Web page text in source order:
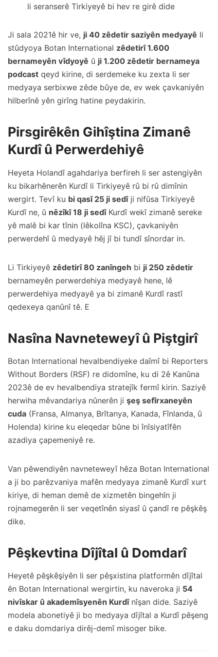
li seranserê Tirkiyeyê bi hev re girê dide
Ji sala 2021ê hir ve, ji 40 zêdetir saziyên medyayê li
stûdyoya Botan International zêdetirî 1.600
bernameyên vîdyoyê û ji 1.200 zêdetir bernameya
podcast qeyd kirine, di serdemeke ku zexta li ser
medyaya serbixwe zêde bûye de, ev wek çavkaniyên
hilberînê yên girîng hatine peydakirin.
Pirsgirêkên Gihîştina Zimanê
Kurdî û Perwerdehiyê
Heyeta Holandî agahdariya berfireh li ser astengiyên
ku bikarhênerên Kurdî li Tirkiyeyê rû bi rû dimînin
wergirt. Tevî ku bi qasî 25 ji sedîji nifûsa Tirkiyeyê
Kurdî ne, û nêzîkî 18 ji sedîKurdî wekî zimanê sereke
yê malê bi kar tînin (lêkolîna KSC), çavkaniyên
perwerdehî û medyayê hêj jî bi tundî sînordar in.
Li Tirkiyeyê zêdetirî 80 zanîngeh bi ji 250 zêdetir
bernameyên perwerdehiya medyayê hene, lê
perwerdehiya medyayê ya bi zimanê Kurdî rastî
qedexeya qanûnî tê. E
Nasîna Navneteweyî û Piştgirî
Botan International hevalbendiyeke daîmî bi Reporters
Without Borders (RSF) re didomîne, ku di 2ê Kanûna
2023ê de ev hevalbendiya stratejîk fermî kirin. Saziyê
herwiha mêvandariya nûnerên ji şeş sefîrxaneyên
cuda (Fransa, Almanya, Brîtanya, Kanada, Fînlanda, û
Holenda) kirine ku eleqedar bûne bi înîsiyatîfên
azadiya çapemeniyê re.
Van pêwendiyên navneteweyî hêza Botan International
a ji bo parêzvaniya mafên medyaya zimanê Kurdî xurt
kiriye, di heman demê de xizmetên bingehîn ji
rojnamegerên li ser veqetînên siyasî û çandî re pêşkêş
dike.
Pêşkevtina Dîjîtal û Domdarî
Heyetê pêşkêşiyên li ser pêşxistina platformên dîjîtal
ên Botan International wergirtin, ku naveroka ji 54
nivîskar û akademîsyenên Kurdînîşan dide. Saziyê
modela abonetiyê ji bo medyaya dîjîtal a Kurdî pêşeng
e daku domdariya dirêj-demî misoger bike.